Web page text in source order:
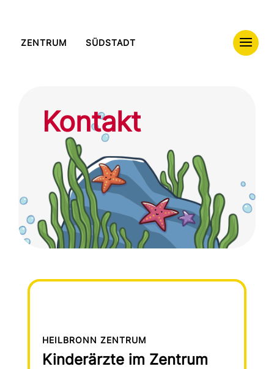
ZENTRUM SÜDSTADT
Kontakt
HEILBRONN ZENTRUM
Kinderärzte im Zentrum